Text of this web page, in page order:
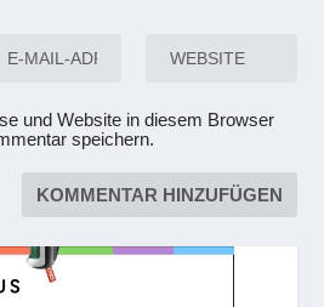
und Website in diesem Browser
speichern.